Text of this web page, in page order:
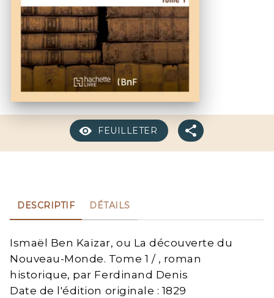
FEUILLETER
DESCRIPTIF DÉTAILS
Ismaël Ben Kaïzar, ou La découverte du
Nouveau-Monde. Tome 1 / , roman
historique, par Ferdinand Denis
Date de l'édition originale : 1829